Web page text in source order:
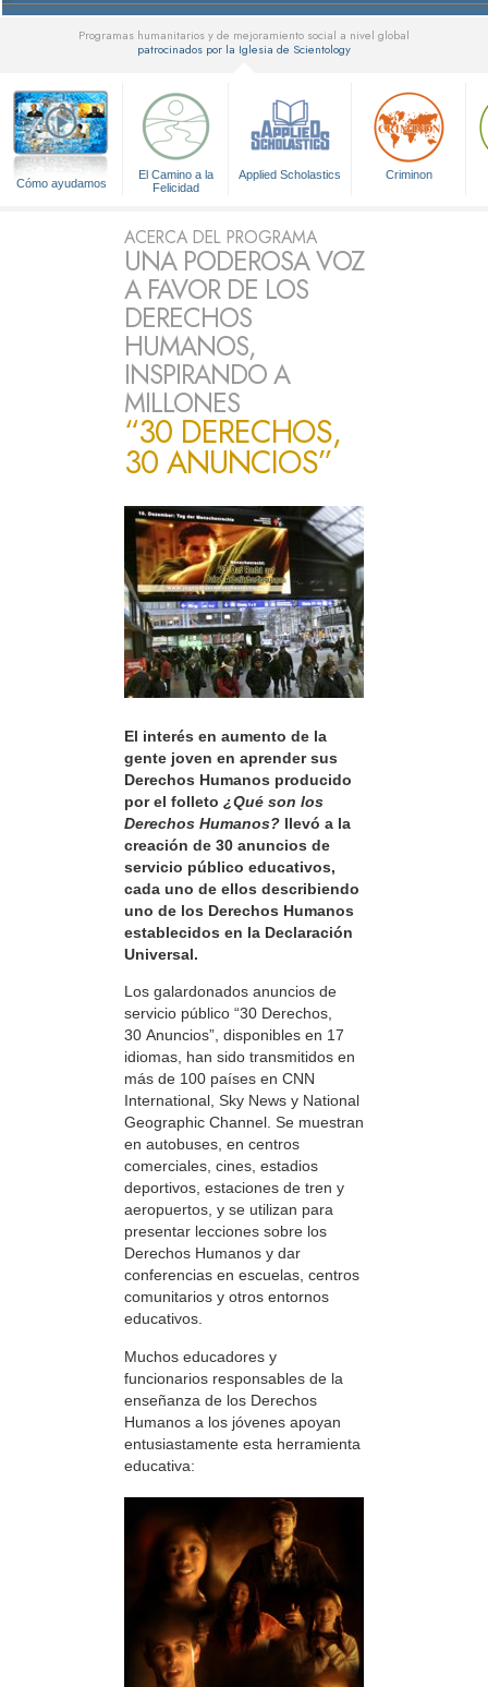
Programas humanitarios y de mejoramiento social a nivel global
patrocinados por la Iglesia de Scientology
Cómo ayudamos
El Camino a la
Felicidad
Applied Scholastics Criminon
ACERCA DEL PROGRAMA
UNA PODEROSA VOZ
A FAVOR DE LOS
DERECHOS
HUMANOS,
INSPIRANDO A
MILLONES
“30 DERECHOS,
30 ANUNCIOS”
El interés en aumento de la
gente joven en aprender sus
Derechos Humanos producido
por el folleto ¿Qué son los
Derechos Humanos? llevó a la
creación de 30 anuncios de
servicio público educativos,
cada uno de ellos describiendo
uno de los Derechos Humanos
establecidos en la Declaración
Universal.
Los galardonados anuncios de
servicio público “30 Derechos,
30 Anuncios”, disponibles en 17
idiomas, han sido transmitidos en
más de 100 países en CNN
International, Sky News y National
Geographic Channel. Se muestran
en autobuses, en centros
comerciales, cines, estadios
deportivos, estaciones de tren y
aeropuertos, y se utilizan para
presentar lecciones sobre los
Derechos Humanos y dar
conferencias en escuelas, centros
comunitarios y otros entornos
educativos.
Muchos educadores y
funcionarios responsables de la
enseñanza de los Derechos
Humanos a los jóvenes apoyan
entusiastamente esta herramienta
educativa: